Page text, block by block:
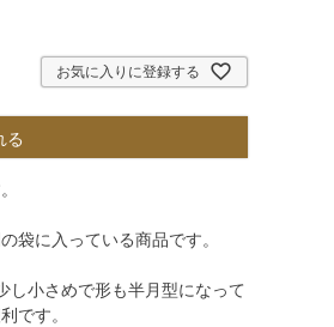
お気に入りに登録する
る
袋に入っている商品です。
し小さめで形も半月型になって
です。